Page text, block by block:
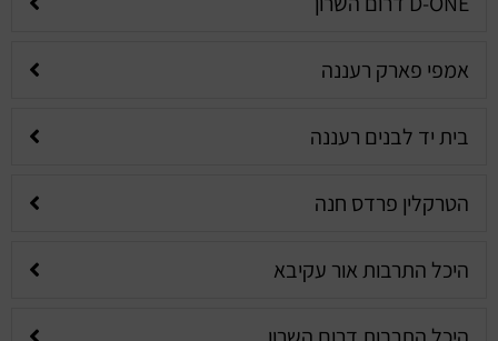
אמפי פארק רעננה
בית יד לבנים רעננה
הטרקלין פרדס חנה
היכל התרבות אור עקיבא